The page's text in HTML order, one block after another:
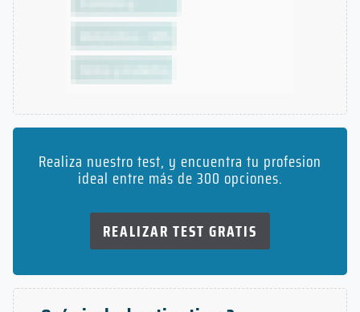
Realiza nuestro test, y encuentra tu profesion
ideal entre más de 300 opciones.
REALIZAR TEST GRATIS